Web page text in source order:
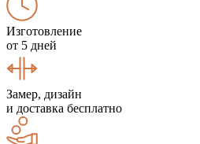
Изготовление
от 5 дней
Замер, дизайн
и доставка бесплатно